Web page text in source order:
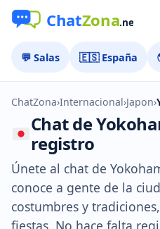
💬 Salas 🇪🇸 España
ChatZona›Internacional›Japon›
Chat de
registro
Únete al chat de
conoce a gente de la
costumbres y
fiestas. No hace falta